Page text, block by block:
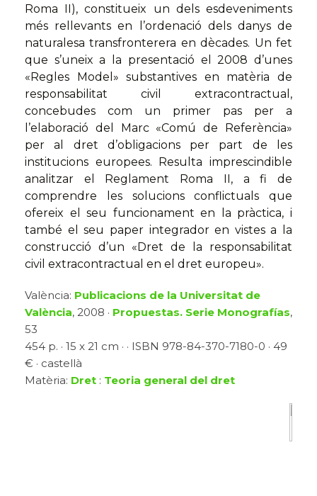
Roma II), constitueix un dels esdeveniments
més rellevants en l’ordenació dels danys de
naturalesa transfronterera en dècades. Un fet
que s’uneix a la presentació el 2008 d’unes
«Regles Model» substantives en matèria de
responsabilitat civil extracontractual,
concebudes com un primer pas per a
l’elaboració del Marc «Comú de Referència»
per al dret d’obligacions per part de les
institucions europees. Resulta imprescindible
analitzar el Reglament Roma II, a fi de
comprendre les solucions conflictuals que
ofereix el seu funcionament en la pràctica, i
també el seu paper integrador en vistes a la
construcció d’un «Dret de la responsabilitat
civil extracontractual en el dret europeu».
València: Publicacions de la Universitat de
València, 2008 · Propuestas. Serie Monografías,
53
454 p. · 15 x 21 cm · · ISBN 978-84-370-7180-0 · 49
€ · castellà
Matèria: Dret : Teoria general del dret